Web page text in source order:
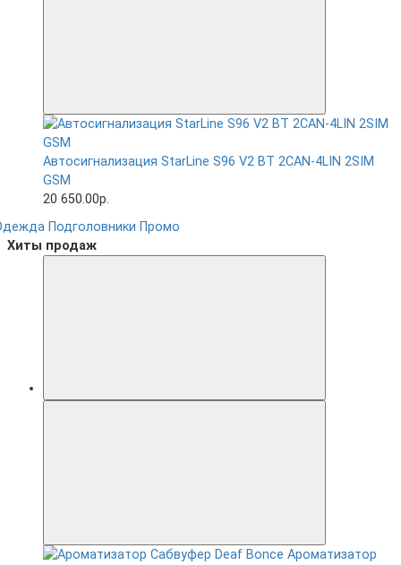
Автосигнализация StarLine S96 V2 BT 2CAN-4LIN 2SIM
GSM
20 650.00р.
Подголовники Промо
Хиты продаж
Ароматизатор